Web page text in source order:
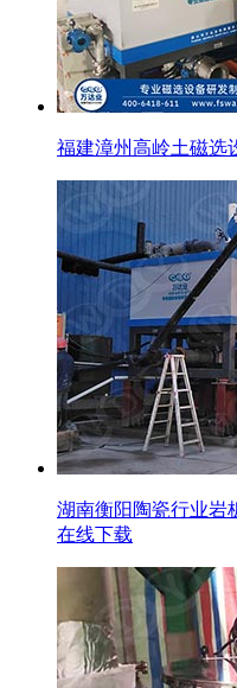
福建漳州高岭土磁选
湖南衡阳陶瓷行业岩
在线下载